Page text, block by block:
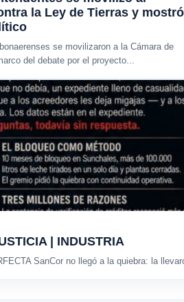
la Ley de Tierras y mostró
se movilizaron a la Cámara de
del debate por el proyecto...
| INDUSTRIA
SanCor no llegó a la quiebra: la